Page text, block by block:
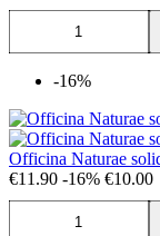
-16%
Officina Naturae
€11.90 -16% €10.00